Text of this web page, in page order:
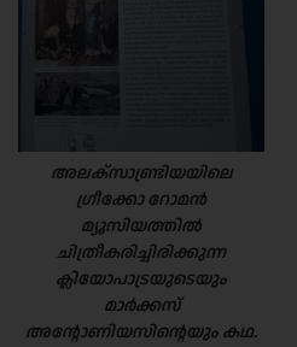
അലക്സാണ്ട്രിയയിലെ
ഗ്രീക്കോ റോമൻ
മ്യൂസിയത്തിൽ
ചിത്രീകരിച്ചിരിക്കുന്ന
ക്ലിയോപാട്രയുടെയും
മാർക്കസ്
അന്റോണിയസിന്റെയും കഥ.